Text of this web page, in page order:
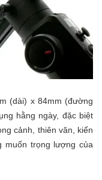
(dài) x 84mm (đường
hằng ngày, đặc biệt
cảnh, thiên văn, kiến
muốn trọng lượng của